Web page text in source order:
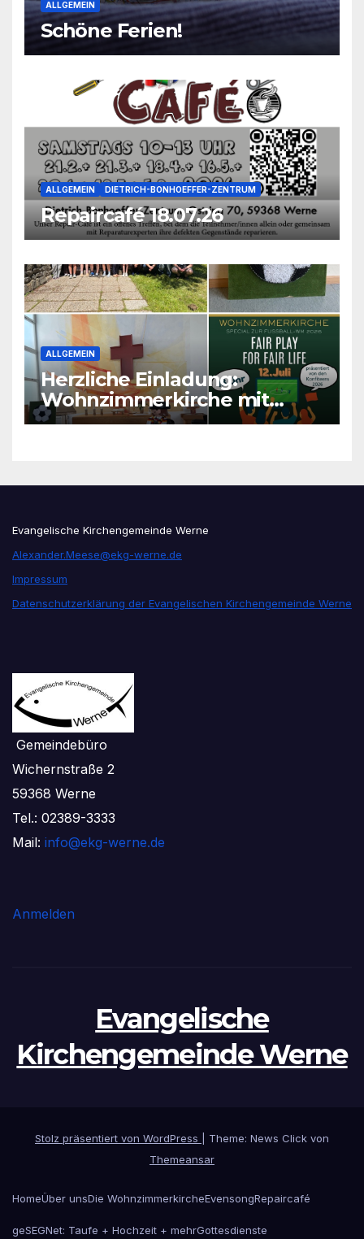
ALLGEMEIN
Schöne Ferien!
ALLGEMEIN DIETRICH-BONHOEFFER-ZENTRUM
Repaircafé 18.07.26
ALLGEMEIN
Herzliche Einladung:
Wohnzimmerkirche mit
unseren Konfis
Evangelische Kirchengemeinde Werne
Alexander.Meese@ekg-werne.de
Impressum
Datenschutzerklärung der Evangelischen Kirchengemeinde Werne
Gemeindebüro
Wichernstraße 2
59368 Werne
Tel.: 02389-3333
Mail: info@ekg-werne.de
Anmelden
Evangelische
Kirchengemeinde Werne
Stolz präsentiert von WordPress
Theme: News Click von
Themeansar
HomeÜber unsDie WohnzimmerkircheEvensongRepaircafé
geSEGNet: Taufe + Hochzeit + mehrGottesdienste